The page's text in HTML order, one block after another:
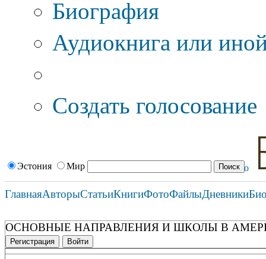
Биография
Аудиокнига или
Создать голосование
Эстония Мир
ГлавнаяАвторыСтатьиКнигиФотоФайлыДневники
ОСНОВНЫЕ НАПРАВЛЕНИЯ И ШКОЛЫ В
Регистрация Войти